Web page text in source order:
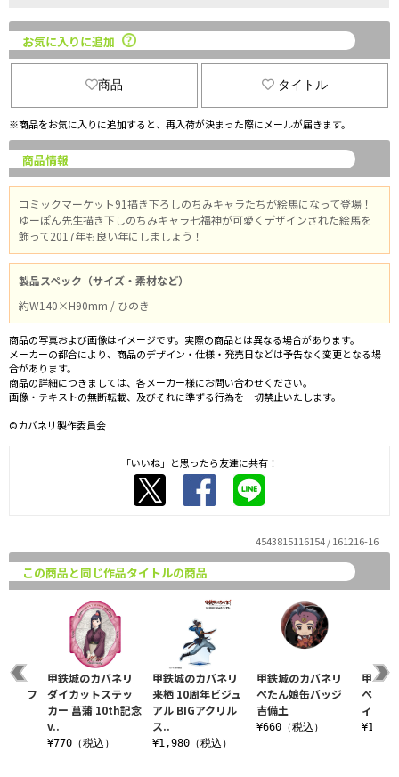
お気に入りに追加
商品 タイトル
※商品をお気に入りに追加すると、再入荷が決まった際にメールが届きます。
商品情報
コミックマーケット91描き下ろしのちみキャラたちが絵馬になって登場！
ゆーぽん先生描き下しのちみキャラ七福神が可愛くデザインされた絵馬を
飾って2017年も良い年にしましょう！
製品スペック（サイズ・素材など）
約W140×H90mm / ひのき
商品の写真および画像はイメージです。実際の商品とは異なる場合があります。
メーカーの都合により、商品のデザイン・仕様・発売日などは予告なく変更となる場
合があります。
商品の詳細につきましては、各メーカー様にお問い合わせください。
画像・テキストの無断転載、及びそれに準ずる行為を一切禁止いたします。
©カバネリ製作委員会
「いいね」と思ったら友達に共有！
4543815116154 / 161216-16
この商品と同じ作品タイトルの商品
甲鉄城のカバネリ
来栖 10周年ビジュ
アル BIGアクリル
ス..
¥1,980（税込）
甲鉄城のカバネリ
ぺたん娘缶バッジ
吉備土
¥660（税込）
甲鉄城
ぺたん
ィギュ
¥1,320
ネリ
リルフ
甲鉄城のカバネリ
ダイカットステッ
カー 菖蒲 10th記念
v..
¥770（税込）